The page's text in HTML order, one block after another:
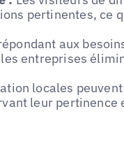
pertinentes, ce
aux
entreprises
locales
leur pertinence